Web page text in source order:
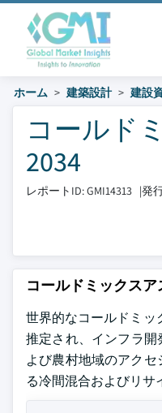
ホーム 建築設計 建設
コールド
2034
レポートID: GMI14313 |発
コールドミックス
世界的なコールドミッ
推定され、インフラ
よび農村地域のアク
る冷間混合およびリサ